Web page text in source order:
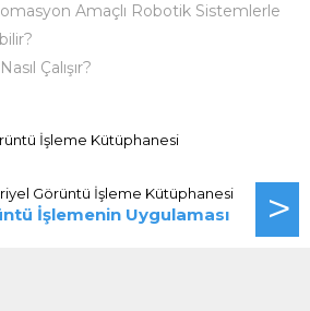
Amaçlı Robotik Sistemlerle
Çalışır?
İşleme Kütüphanesi
Görüntü İşleme Kütüphanesi
İşlemenin Uygulaması >